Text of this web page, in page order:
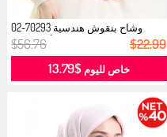
وشاح بنقوش هندسية 70293-02
أرجواني ...
$56.76 $22.99
خاص لليوم $13.79